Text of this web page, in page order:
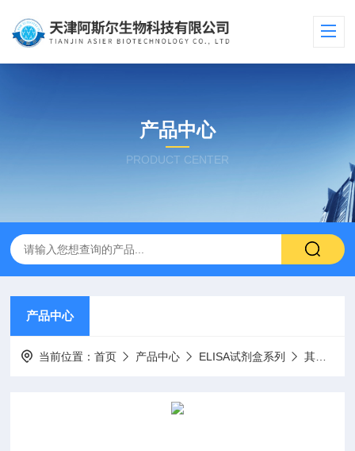
产品中心
PRODUCT CENTER
产品中心
当前位置：首页 产品中心 ELISA试剂盒系列 其他ELISA试剂盒